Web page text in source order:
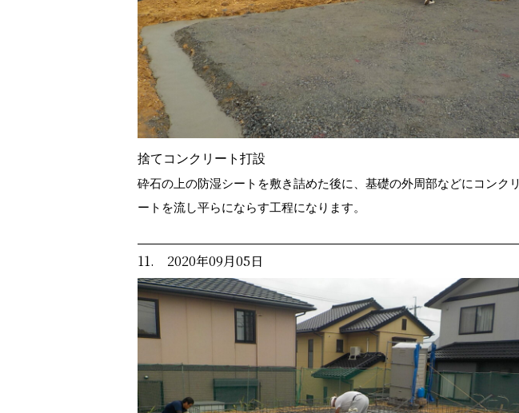
捨てコンクリート打設
砕石の上の防湿シートを敷き詰めた後に、基礎の外周部などにコンクリ
ートを流し平らにならす工程になります。
11. 2020年09月05日